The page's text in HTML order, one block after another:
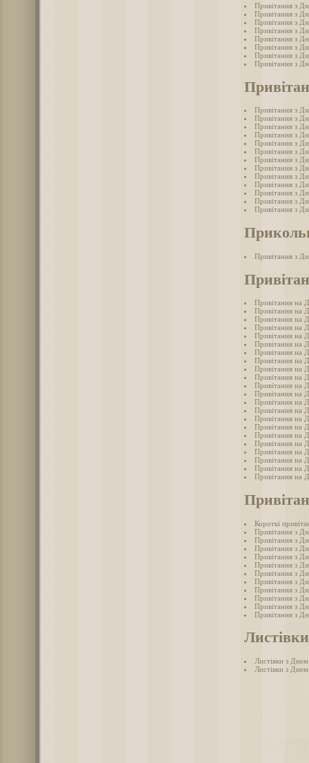
Привітання з
Привітання з
Привітання з
Привітання з
Привітання з
Привітання з
Привітання з
Привітання з
Привітання з
Привітання з
Привітання з
Привітання з
Привітання з
Привітання з
Привітання з
Привітання з
Привітання з
Привітання з
Привітання з
Привітання з
Привітання з
Привітання з
Привітання на
Привітання на
Привітання на
Привітання на
Привітання на
Привітання на
Привітання на
Привітання на
Привітання на
Привітання на
Привітання на
Привітання на
Привітання на
Привітання на
Привітання на
Привітання на
Привітання на
Привітання на
Привітання на
Привітання на
Привітання на
Привітання на
Короткі
Привітання з
Привітання з
Привітання з
Привітання з
Привітання з
Привітання з
Привітання з
Привітання з
Привітання з
Привітання з
Привітання з
Листівки з
Листівки з